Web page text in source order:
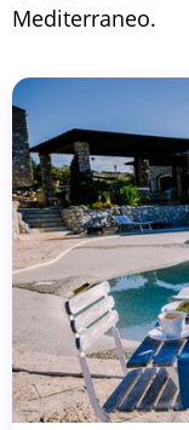
Mediterraneo.